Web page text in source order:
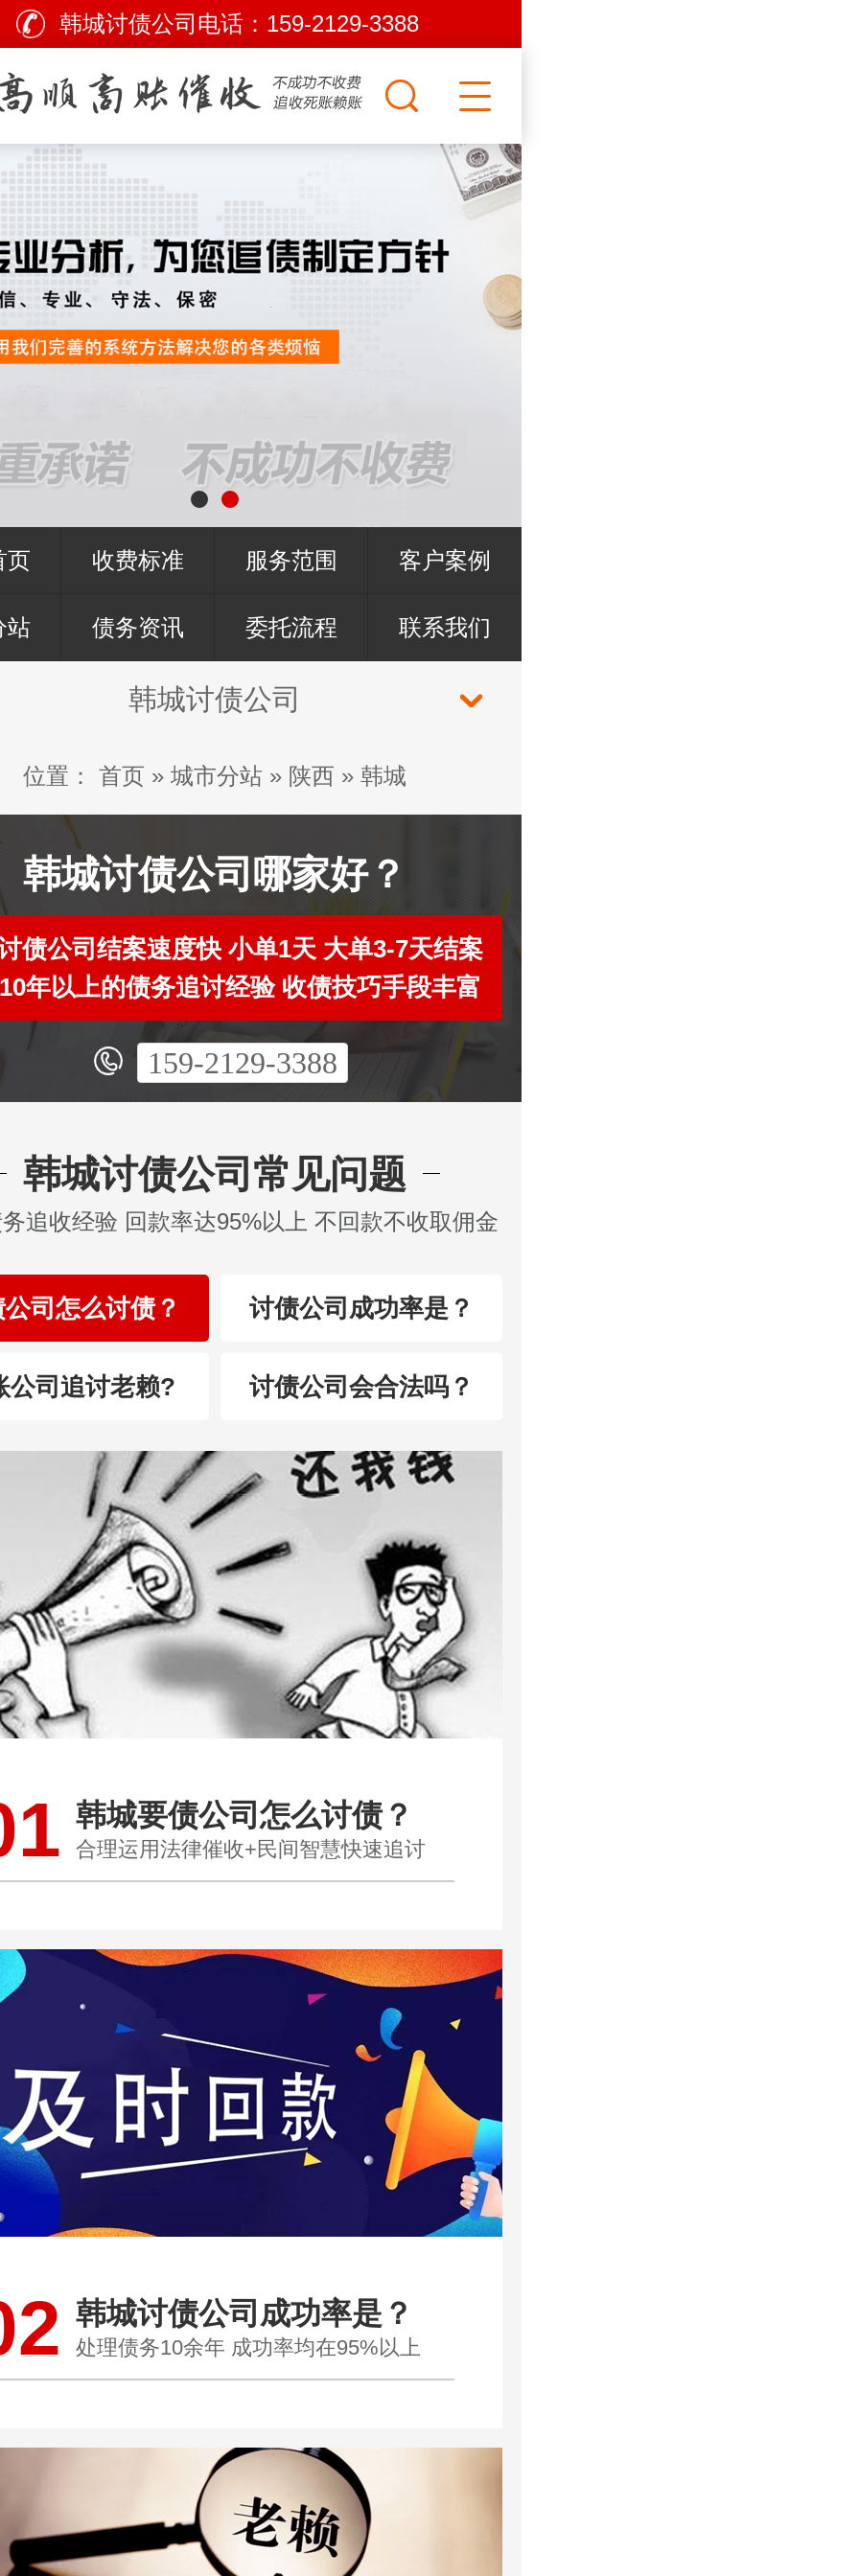
韩城讨债公司电话： 159-2129-3388
页 收费标准 服务范围 客户案例
站 债务资讯 委托流程 联系我们
韩城讨债公司
位置： 首页 » 城市分站 » 陕西 » 韩城
韩城讨债公司哪家好？
债公司结案速度快 小单1天 大单3-7天结案
年以上的债务追讨经验 收债技巧手段丰富
159-2129-3388
韩城讨债公司常见问题
追收经验 回款率达95%以上 不回款不收取佣金
司怎么讨债？ 讨债公司成功率是？
公司追讨老赖? 讨债公司会合法吗？
韩城要债公司怎么讨债？
合理运用法律催收+民间智慧快速追讨
韩城讨债公司成功率是？
处理债务10余年 成功率均在95%以上